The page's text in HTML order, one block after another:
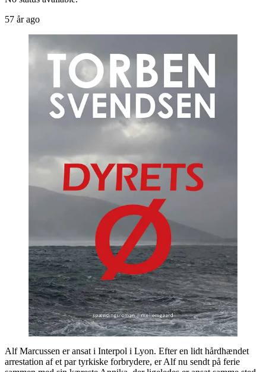
57 år ago
Alf Marcussen er ansat i Interpol i Lyon. Efter en lidt hårdhændet
arrestation af et par tyrkiske forbrydere, er Alf nu sendt på ferie